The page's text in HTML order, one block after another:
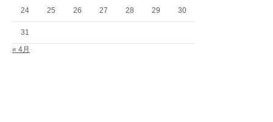
24 25 26 27 28 29 30
31
« 4月